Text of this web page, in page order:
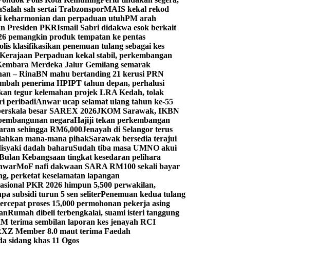
Salah sah sertai TrabzonsporMAIS kekal rekod
keharmonian dan perpaduan utuhPM arah
Presiden PKRIsmail Sabri didakwa esok berkait
pemangkin produk tempatan ke pentas
klasifikasikan penemuan tulang sebagai kes
Kerajaan Perpaduan kekal stabil, perkembangan
Merdeka Jalur Gemilang semarak
– RinaBN mahu bertanding 21 kerusi PRN
penerima HPIPT tahun depan, perhalusi
tegur kelemahan projek LRA Kedah, tolak
peribadiAnwar ucap selamat ulang tahun ke-55
besar SAREX 2026JKOM Sarawak, IKBN
negaraHajiji tekan perkembangan
sehingga RM6,000Jenayah di Selangor terus
mana-mana pihakSarawak bersedia terajui
dadah baharuSudah tiba masa UMNO akui
Kebangsaan tingkat kesedaran pelihara
MoF nafi dakwaan SARA RM100 sekali bayar
perketat keselamatan lapangan
PKR 2026 himpun 5,500 perwakilan,
subsidi turun 5 sen seliterPenemuan kedua tulang
proses 15,000 permohonan pekerja asing
Rumah dibeli terbengkalai, suami isteri tanggung
terima sembilan laporan kes jenayah RCI
Member 8.0 maut terima Faedah
sidang khas 11 Ogos